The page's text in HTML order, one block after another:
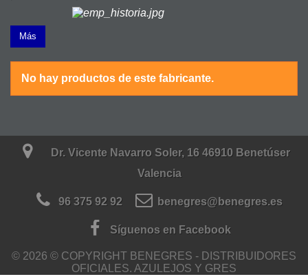
Más
No hay productos de este fabricante.
Dr. Vicente Navarro Soler, 16 46910 Benetúser
Valencia
96 375 92 92 benegres@benegres.es
Síguenos en Facebook
© 2026 © COPYRIGHT BENEGRES - DISTRIBUIDORES
OFICIALES. AZULEJOS Y GRES